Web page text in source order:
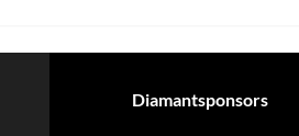
Diamantsponsors